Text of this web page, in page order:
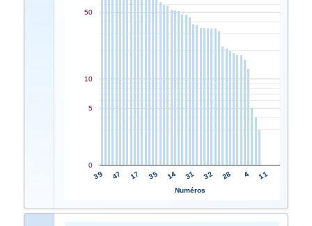
39 47 17 35 14 31 32 28 4 11
0
5
10
50
Numéros